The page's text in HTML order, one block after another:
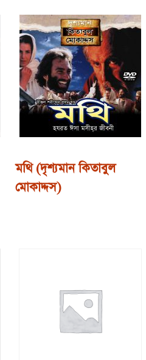
মথি (দৃশ্যমান কিতাবুল
মোকাদ্দস)